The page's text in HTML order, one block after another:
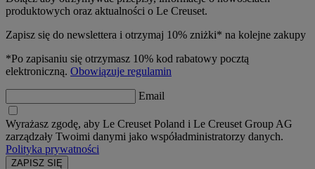
produktowych oraz aktualności o Le Creuset.
Zapisz się do newslettera i otrzymaj 10% zniżki* na kolejne zakupy
*Po zapisaniu się otrzymasz 10% kod rabatowy pocztą
elektroniczną. Obowiązuje regulamin
Email
Wyrażasz zgodę, aby Le Creuset Poland i Le Creuset Group AG
zarządzały Twoimi danymi jako współadministratorzy danych.
Polityka prywatności